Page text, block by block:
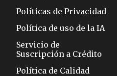
Políticas de Privacidad
Política de uso de la IA
Servicio de
Suscripción a Crédito
Política de Calidad